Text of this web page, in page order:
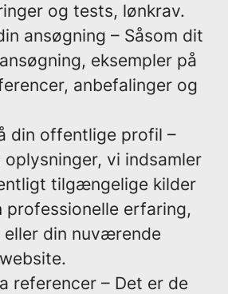
og tests, lønkrav.
ansøgning – Såsom dit
eksempler på
anbefalinger og
din offentlige profil –
vi indsamler
tilgængelige kilder
professionelle erfaring,
eller din nuværende
referencer – Det er de